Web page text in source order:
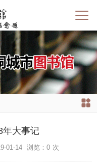
年大事记
01-14 浏览： 0 次